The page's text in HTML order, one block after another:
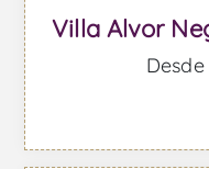
Villa Alvor